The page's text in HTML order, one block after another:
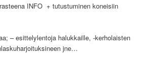
INFO + tutustuminen koneisiin
– esittelylentoja halukkaille, -kerholaisten
jne…